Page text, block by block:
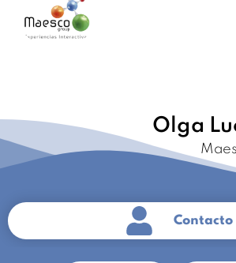
Olga
Contacto